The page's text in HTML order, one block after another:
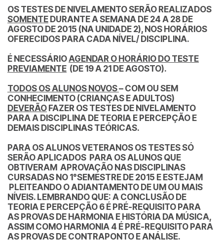
OS TESTES DE NIVELAMENTO SERÃO REALIZADOS
SOMENTE DURANTE A SEMANA DE 24 A 28 DE
AGOSTO DE 2015 (NA UNIDADE 2), NOS HORÁRIOS
OFERECIDOS PARA CADA NÍVEL/ DISCIPLINA.
É NECESSÁRIOAGENDAR O HORÁRIO DO TESTE
PREVIAMENTE (DE 19 A 21 DE AGOSTO).
TODOS OS ALUNOS NOVOS– COM OU SEM
CONHECIMENTO (CRIANÇAS E ADULTOS)
DEVERÃO FAZER OS TESTES DE NIVELAMENTO
PARA A DISCIPLINA DE TEORIA E PERCEPÇÃO E
DEMAIS DISCIPLINAS TEÓRICAS.
PARA OS ALUNOS VETERANOS OS TESTES SÓ
SERÃO APLICADOS PARA OS ALUNOS QUE
OBTIVERAM APROVAÇÃO NAS DISCIPLINAS
CURSADAS NO 1°SEMESTRE DE 2015 E ESTEJAM
PLEITEANDO O ADIANTAMENTO DE UM OU MAIS
NÍVEIS. LEMBRANDO QUE: A CONCLUSÃO DE
TEORIA E PERCEPÇÃO 6 É PRÉ-REQUISITO PARA
AS PROVAS DE HARMONIA E HISTÓRIA DA MÚSICA,
ASSIM COMO HARMONIA 4 É PRÉ-REQUISITO PARA
AS PROVAS DE CONTRAPONTO E ANÁLISE.